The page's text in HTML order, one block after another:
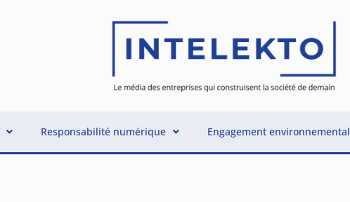
Responsabilité numérique Engagement environnemental